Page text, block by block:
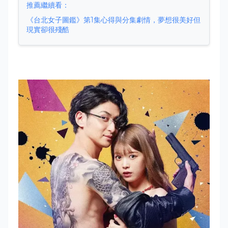
推薦繼續看：
《台北女子圖鑑》第1集心得與分集劇情，夢想很美好但
現實卻很殘酷